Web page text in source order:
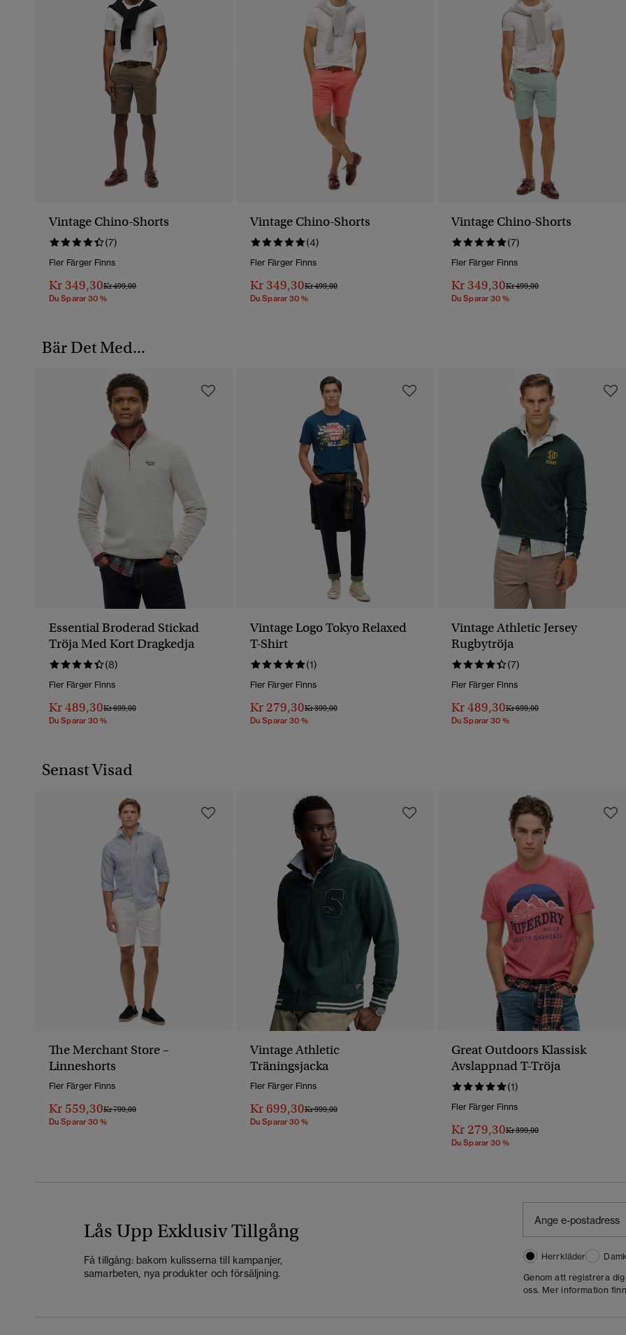
Vintage Chino-Shorts
(7)
Fler Färger Finns
Kr 349,30Pris Reducerat Från
Kr 499,00Till
Du Sparar 30 %
Vintage Chino-Shorts
(4)
Fler Färger Finns
Kr 349,30Pris Reducerat Från
Kr 499,00Till
Du Sparar 30 %
Vintage Chino-Shorts
(7)
Fler Färger Finns
Kr 349,30Pris Reducerat Från
Kr 499,00Till
Du Sparar 30 %
Bär Det Med...
Essential Broderad Stickad
Tröja Med Kort Dragkedja
(8)
Fler Färger Finns
Kr 489,30Pris Reducerat Från
Kr 699,00Till
Du Sparar 30 %
Vintage Logo Tokyo Relaxed
T-Shirt
(1)
Fler Färger Finns
Kr 279,30Pris Reducerat Från
Kr 399,00Till
Du Sparar 30 %
Vintage Athletic Jersey
Rugbytröja
(7)
Fler Färger Finns
Kr 489,30Pris Reducerat Från
Kr 699,00Till
Du Sparar 30 %
Senast Visad
The Merchant Store –
Linneshorts
Fler Färger Finns
Kr 559,30Pris Reducerat Från
Kr 799,00Till
Du Sparar 30 %
Vintage Athletic
Träningsjacka
Fler Färger Finns
Kr 699,30Pris Reducerat Från
Kr 999,00Till
Du Sparar 30 %
Great Outdoors Klassisk
Avslappnad T-Tröja
(1)
Fler Färger Finns
Kr 279,30Pris Reducerat Från
Kr 399,00Till
Du Sparar 30 %
Lås Upp Exklusiv Tillgång
Få tillgång: bakom kulisserna till kampanjer,
samarbeten, nya produkter och försäljning.
Herrkläder
Genom att registrera
oss. Mer information